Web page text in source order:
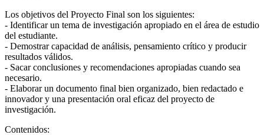
Los objetivos del Proyecto Final son los siguientes:
- Identificar un tema de investigación apropiado en el área de estudio
del estudiante.
- Demostrar capacidad de análisis, pensamiento crítico y producir
resultados válidos.
- Sacar conclusiones y recomendaciones apropiadas cuando sea
necesario.
- Elaborar un documento final bien organizado, bien redactado e
innovador y una presentación oral eficaz del proyecto de
investigación.
Contenidos: